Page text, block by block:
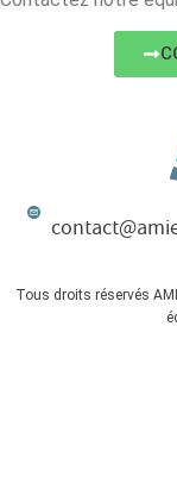
Tous droits réservés